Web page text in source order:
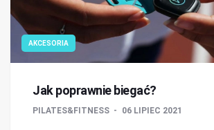
AKCESORIA
Jak poprawnie biegać?
PILATES&FITNESS 06 LIPIEC 2021